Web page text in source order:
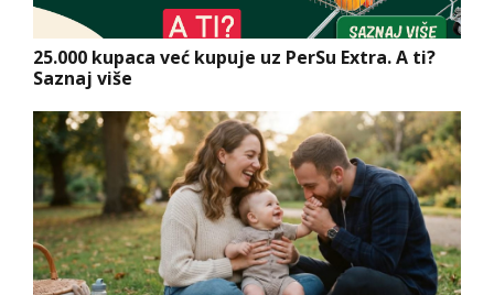
25.000 kupaca već kupuje uz PerSu Extra. A ti?
Saznaj više